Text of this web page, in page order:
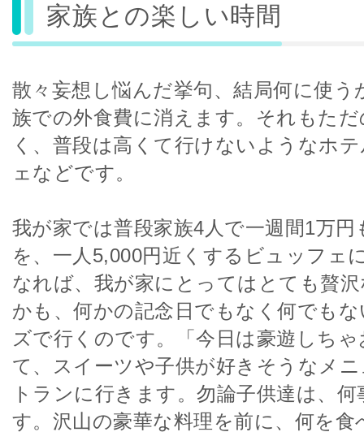
家族との楽しい時間
散々妄想し悩んだ挙句、結局何に使う
族での外食費に消えます。それもた
く、普段は高くて行けないようなホ
ェなどです。
我が家では普段家族4人で一週間1万
を、一人5,000円近くするビュッフェ
なれば、我が家にとってはとても贅
かも、何かの記念日でもなく何でも
ズで行くのです。「今日は豪遊しち
て、スイーツや子供が好きそうなメ
トランに行きます。勿論子供達は、
す。沢山の豪華な料理を前に、何を